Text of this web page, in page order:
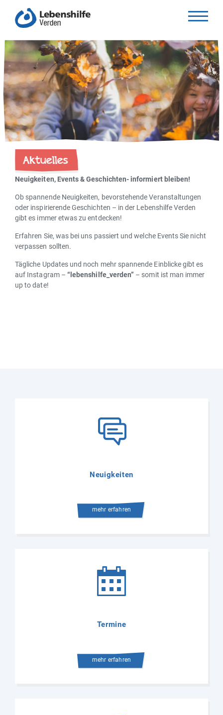
Aktuelles
Neuigkeiten, Events & Geschichten- informiert bleiben!
Ob spannende Neuigkeiten, bevorstehende Veranstaltungen
oder inspirierende Geschichten – in der Lebenshilfe Verden
gibt es immer etwas zu entdecken!
Erfahren Sie, was bei uns passiert und welche Events Sie nicht
verpassen sollten.
Tägliche Updates und noch mehr spannende Einblicke gibt es
auf Instagram – “lebenshilfe_verden” – somit ist man immer
up to date!
Neuigkeiten
mehr erfahren
Termine
mehr erfahren